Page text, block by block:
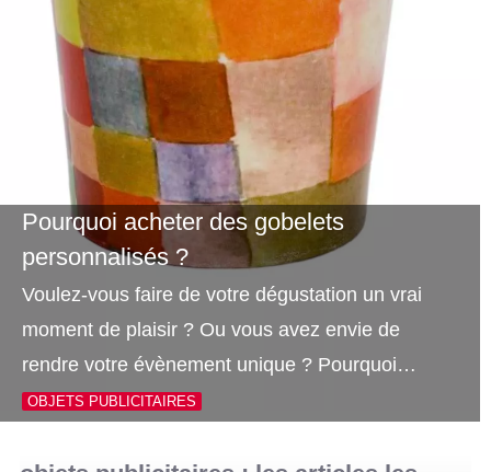
Pourquoi acheter des gobelets
personnalisés ?
Voulez-vous faire de votre dégustation un vrai
moment de plaisir ? Ou vous avez envie de
rendre votre évènement unique ? Pourquoi…
OBJETS PUBLICITAIRES